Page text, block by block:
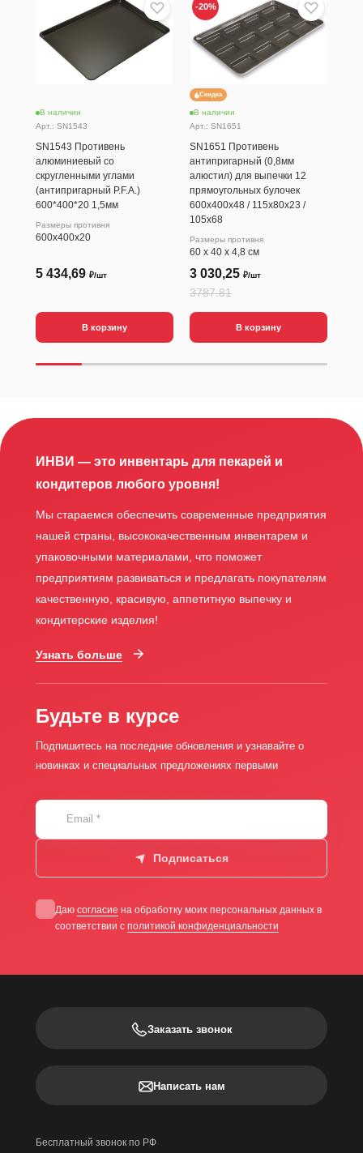
В наличии
Арт.: SN1543
SN1543 Противень
алюминиевый со
скругленными углами
(антипригарный P.F.A.)
600*400*20 1,5мм
Размеры противня
600х400х20
5 434,69 ₽/шт
В корзину
Скидка
В наличии
Арт.: SN1651
SN1651 Противень
антипригарный (0,8мм
алюстил) для выпечки 12
прямоугольных булочек
600х400х48 / 115х80х23 /
105х68
Размеры противня
60 х 40 х 4,8 см
3 030,25 ₽/шт
3787.81
В корзину
-20%
ИНВИ — это инвентарь для пекарей и
кондитеров любого уровня!
Мы стараемся обеспечить современные предприятия
нашей страны, высококачественным инвентарем и
упаковочными материалами, что поможет
предприятиям развиваться и предлагать покупателям
качественную, красивую, аппетитную выпечку и
кондитерские изделия!
Узнать больше
Будьте в курсе
Подпишитесь на последние обновления и узнавайте о
новинках и специальных предложениях первыми
Email *
Подписаться
Даю согласие на обработку моих персональных данных в
соответствии с политикой конфиденциальности
Заказать звонок
Написать нам
Бесплатный звонок по РФ